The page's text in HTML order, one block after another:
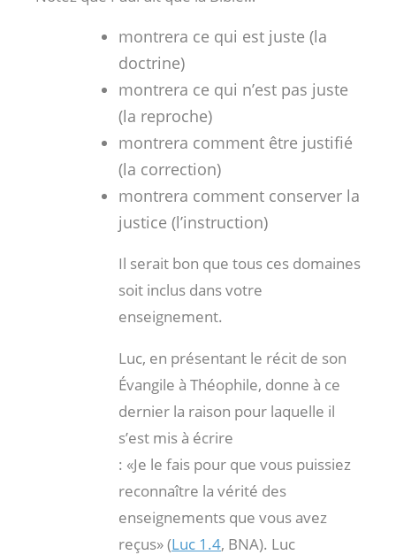
montrera ce qui est juste (la
doctrine)
montrera ce qui n’est pas juste
(la reproche)
montrera comment être justifié
(la correction)
montrera comment conserver la
justice (l’instruction)
Il serait bon que tous ces domaines
soit inclus dans votre
enseignement.
Luc, en présentant le récit de son
Évangile à Théophile, donne à ce
dernier la raison pour laquelle il
s’est mis à écrire
: «Je le fais pour que vous puissiez
reconnaître la vérité des
enseignements que vous avez
reçus» (Luc 1.4, BNA). Luc